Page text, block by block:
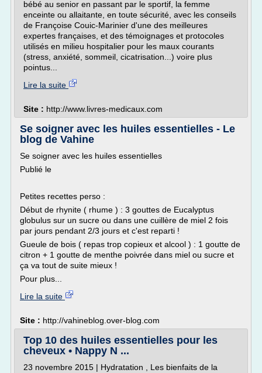
bébé au senior en passant par le sportif, la femme
enceinte ou allaitante, en toute sécurité, avec les conseils
de Françoise Couic-Marinier d'une des meilleures
expertes françaises, et des témoignages et protocoles
utilisés en milieu hospitalier pour les maux courants
(stress, anxiété, sommeil, cicatrisation...) voire plus
pointus...
Lire la suite
Site : http://www.livres-medicaux.com
Se soigner avec les huiles essentielles - Le
blog de Vahine
Se soigner avec les huiles essentielles
Publié le
Petites recettes perso :
Début de rhynite ( rhume ) : 3 gouttes de Eucalyptus
globulus sur un sucre ou dans une cuillère de miel 2 fois
par jours pendant 2/3 jours et c'est reparti !
Gueule de bois ( repas trop copieux et alcool ) : 1 goutte de
citron + 1 goutte de menthe poivrée dans miel ou sucre et
ça va tout de suite mieux !
Pour plus...
Lire la suite
Site : http://vahineblog.over-blog.com
Top 10 des huiles essentielles pour les
cheveux • Nappy N ...
23 novembre 2015 | Hydratation , Les bienfaits de la